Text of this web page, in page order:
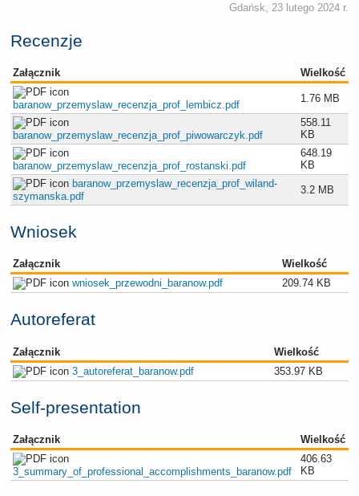
Gdańsk, 23 lutego 2024 r.
Recenzje
Załącznik Wielkość
baranow_przemyslaw_recenzja_prof_lembicz.pdf
1.76 MB
baranow_przemyslaw_recenzja_prof_piwowarczyk.pdf
558.11
KB
baranow_przemyslaw_recenzja_prof_rostanski.pdf
648.19
KB
baranow_przemyslaw_recenzja_prof_wiland-
szymanska.pdf
3.2 MB
Wniosek
Załącznik
Wielkość
wniosek_przewodni_baranow.pdf
209.74 KB
Autoreferat
Załącznik
Wielkość
3_autoreferat_baranow.pdf
353.97 KB
Self-presentation
Załącznik Wielkość
3_summary_of_professional_accomplishments_baranow.pdf
406.63
KB